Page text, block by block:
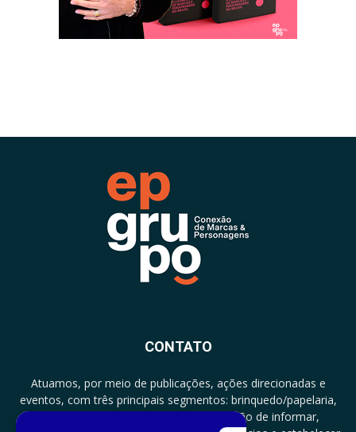
CONTATO
Atuamos, por meio de publicações, ações direcionadas e
eventos, com três principais segmentos: brinquedo/papelaria,
licenciamento e zero a três com a missão de informar,